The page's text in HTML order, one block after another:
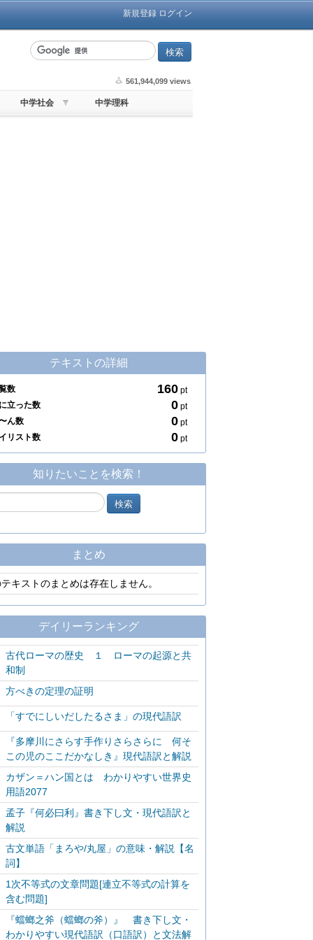
新規登録 ログイン
561,944,099 views
中学社会 中学理科
テキストの詳細
数 160 pt
立った数
0 pt
ん数
0 pt
リスト数
0 pt
知りたいことを検索！
まとめ
テキストのまとめは存在しません。
デイリーランキング
古代ローマの歴史 １ ローマの起源と共
和制
方べきの定理の証明
「すでにしいだしたるさま」の現代語訳
『多摩川にさらす手作りさらさらに 何そ
この児のここだかなしき』現代語訳と解説
カザン＝ハン国とは わかりやすい世界史
用語2077
孟子『何必曰利』書き下し文・現代語訳と
解説
古文単語「まろや/丸屋」の意味・解説【名
詞】
1次不等式の文章問題[連立不等式の計算を
含む問題]
『蟷螂之斧（蟷螂の斧）』 書き下し文・
わかりやすい現代語訳（口語訳）と文法解